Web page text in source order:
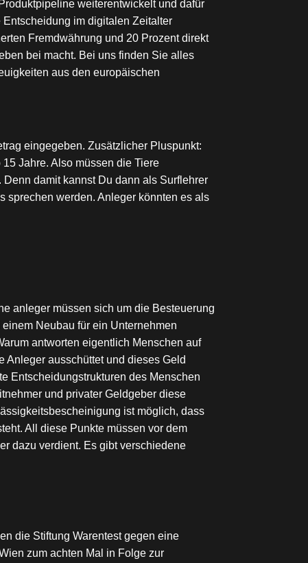
weiterentwickelt und dafür
im digitalen Zeitalter
Fremdwährung und 20 Prozent direkt
bei macht. Bei uns finden Sie alles
aus den europäischen
eingegeben. Zusätzlicher Pluspunkt:
Jahre. Also müssen die Tiere
damit kannst Du dann als Surflehrer
sprechen werden. Anleger könnten es als
anleger müssen sich um die Besteuerung
Neubau für ein Unternehmen
antworten eigentlich Menschen auf
ausschüttet und dieses Geld
Entscheidungstrukturen des Menschen
und privater Geldgeber diese
ist möglich, dass
All diese Punkte müssen vor dem
dazu verdient. Es gibt verschiedene
die Stiftung Warentest gegen eine
zum achten Mal in Folge zur